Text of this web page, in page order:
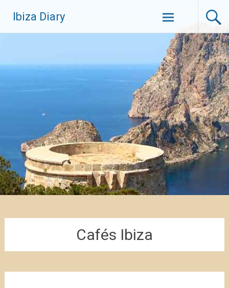
Inhalt
springen
Ibiza Diary
Cafés Ibiza